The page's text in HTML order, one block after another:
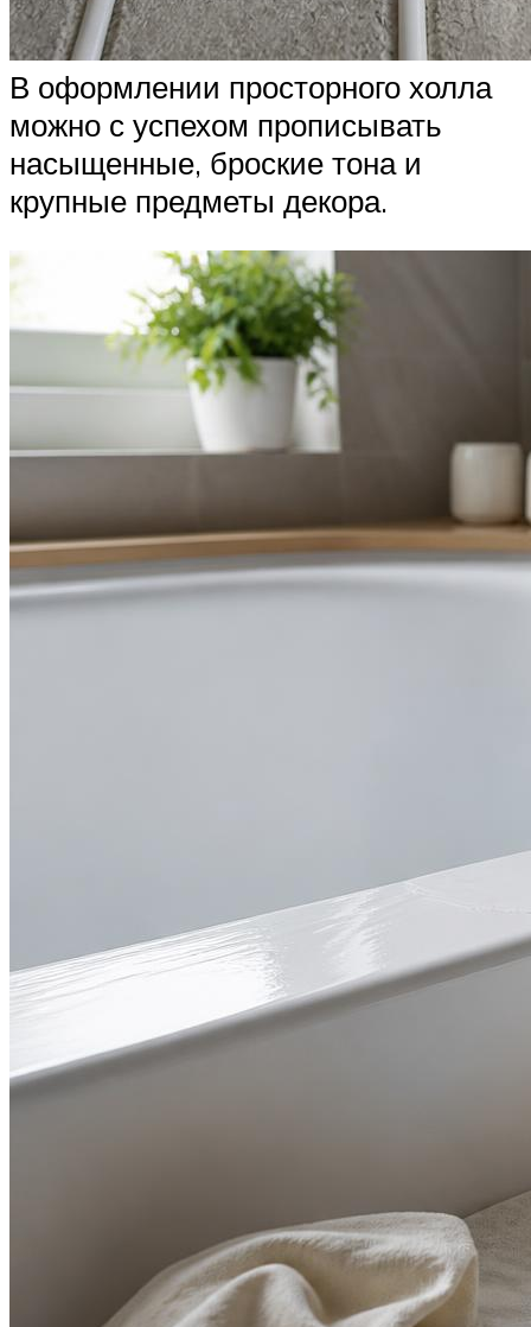
В оформлении просторного холла
можно с успехом прописывать
насыщенные, броские тона и
крупные предметы декора.